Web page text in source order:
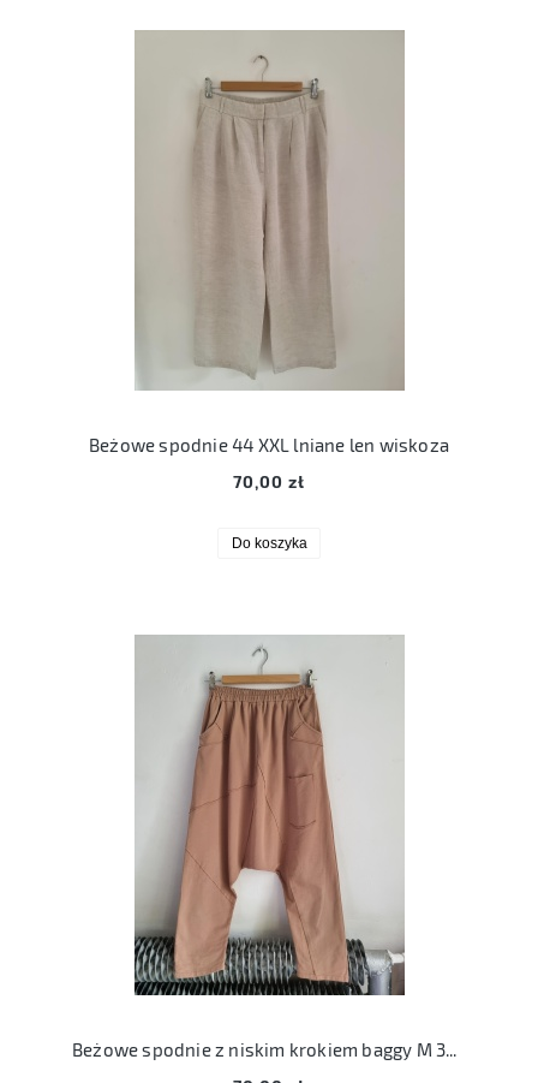
Beżowe spodnie 44 XXL lniane len wiskoza
70,00 zł
Do koszyka
Beżowe spodnie z niskim krokiem baggy M 38 bawełniane